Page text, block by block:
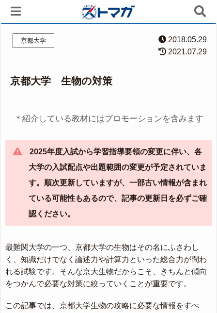
京都大学
2018.05.29
2021.07.29
京都大学 生物の対策
＊紹介している教材にはプロモーションを含みます
2025年度入試から学習指導要領の変更に伴い、各
大学の入試配点や出題範囲の変更が予定されていま
す。順次更新していますが、一部古い情報が含まれ
ている可能性もあるので、記事の更新日を必ずご確
認ください。
最難関大学の一つ、京都大学の生物はその名にふさわし
く、知識だけでなく論述力や計算力といった総合力が問わ
れる試験です。そんな京大生物だからこそ、きちんと傾向
をつかんで必要な対策に絞っていくことが重要です。
この記事では、京都大学生物の攻略に必要な情報をすべ